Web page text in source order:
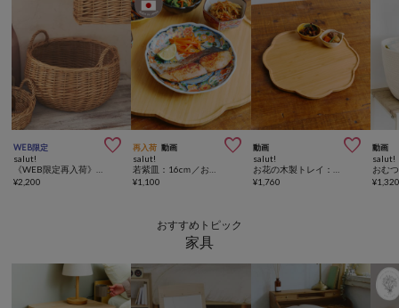
WEB限定 
salut!
¥2,200
再入荷 動画 
salut!
¥1,100
動画 
salut!
¥1,760
動画
salut!
¥
おすすめトピック
家具